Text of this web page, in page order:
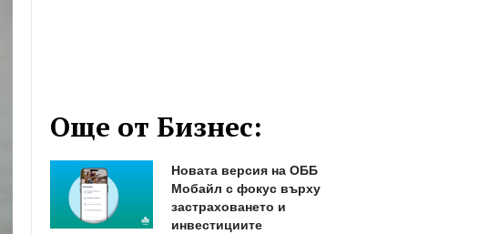
Още от Бизнес:
Новата версия на ОББ
Мобайл с фокус върху
застраховането и
инвестициите